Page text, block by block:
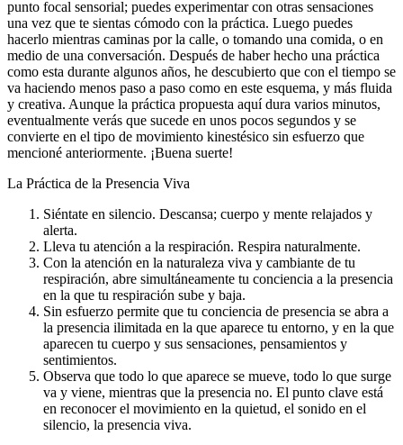
punto focal sensorial; puedes experimentar con otras sensaciones
una vez que te sientas cómodo con la práctica. Luego puedes
hacerlo mientras caminas por la calle, o tomando una comida, o en
medio de una conversación. Después de haber hecho una práctica
como esta durante algunos años, he descubierto que con el tiempo se
va haciendo menos paso a paso como en este esquema, y más fluida
y creativa. Aunque la práctica propuesta aquí dura varios minutos,
eventualmente verás que sucede en unos pocos segundos y se
convierte en el tipo de movimiento kinestésico sin esfuerzo que
mencioné anteriormente. ¡Buena suerte!
La Práctica de la Presencia Viva
Siéntate en silencio. Descansa; cuerpo y mente relajados y
alerta.
Lleva tu atención a la respiración. Respira naturalmente.
Con la atención en la naturaleza viva y cambiante de tu
respiración, abre simultáneamente tu conciencia a la presencia
en la que tu respiración sube y baja.
Sin esfuerzo permite que tu conciencia de presencia se abra a
la presencia ilimitada en la que aparece tu entorno, y en la que
aparecen tu cuerpo y sus sensaciones, pensamientos y
sentimientos.
Observa que todo lo que aparece se mueve, todo lo que surge
va y viene, mientras que la presencia no. El punto clave está
en reconocer el movimiento en la quietud, el sonido en el
silencio, la presencia viva.